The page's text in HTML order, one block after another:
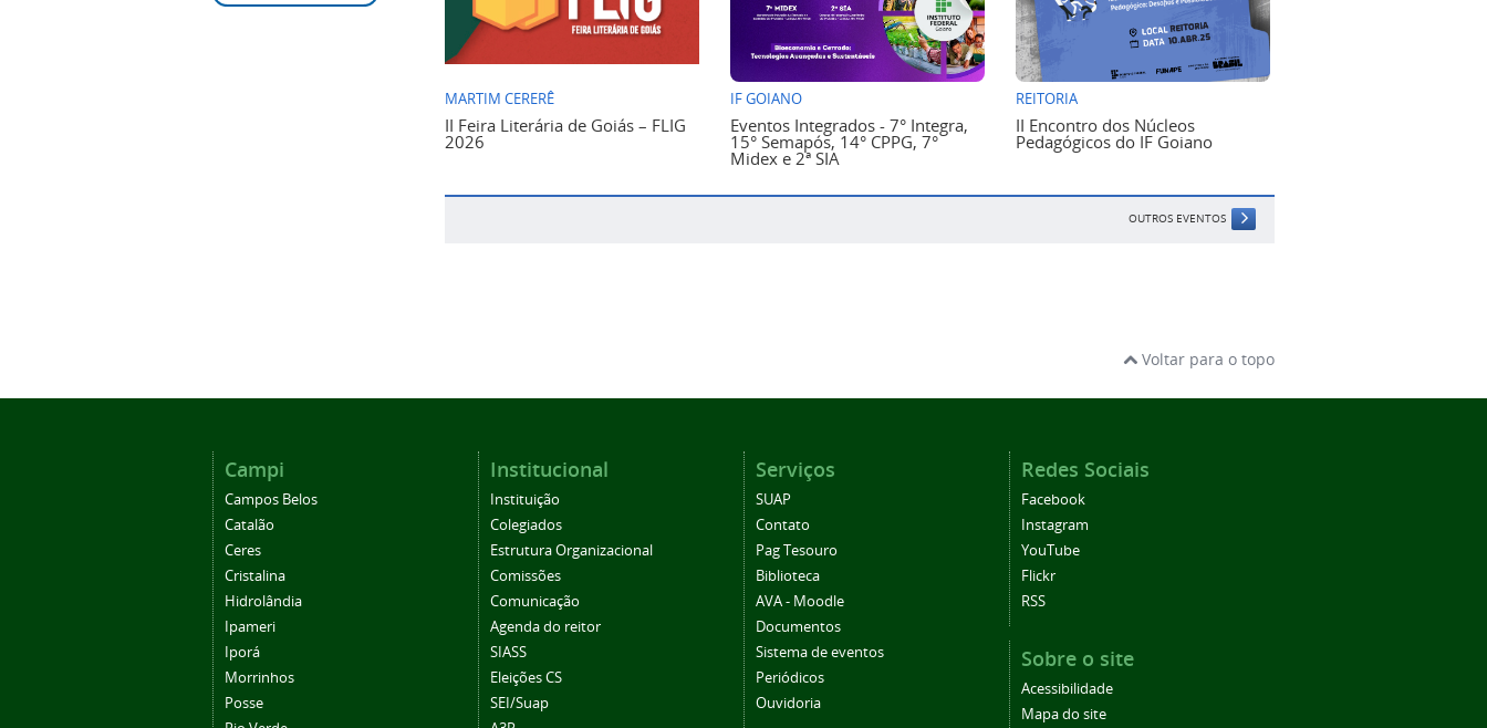
MARTIM CERERÊ
II Feira Literária de Goiás – FLIG
2026
IF GOIANO
Eventos Integrados - 7° Integra,
15° Semapós, 14° CPPG, 7°
Midex e 2ª SIA
REITORIA
II Encontro dos Núcleos
Pedagógicos do IF Goiano
OUTROS EVENTOS
Voltar para o topo
Campi
Campos Belos
Catalão
Ceres
Cristalina
Hidrolândia
Ipameri
Iporá
Morrinhos
Posse
Institucional
Instituição
Colegiados
Estrutura Organizacional
Comissões
Comunicação
Agenda do reitor
SIASS
Eleições CS
SEI/Suap
Serviços
SUAP
Contato
Pag Tesouro
Biblioteca
AVA - Moodle
Documentos
Sistema de eventos
Periódicos
Ouvidoria
Redes Sociais
Facebook
Instagram
YouTube
Flickr
RSS
Sobre o site
Acessibilidade
Mapa do site